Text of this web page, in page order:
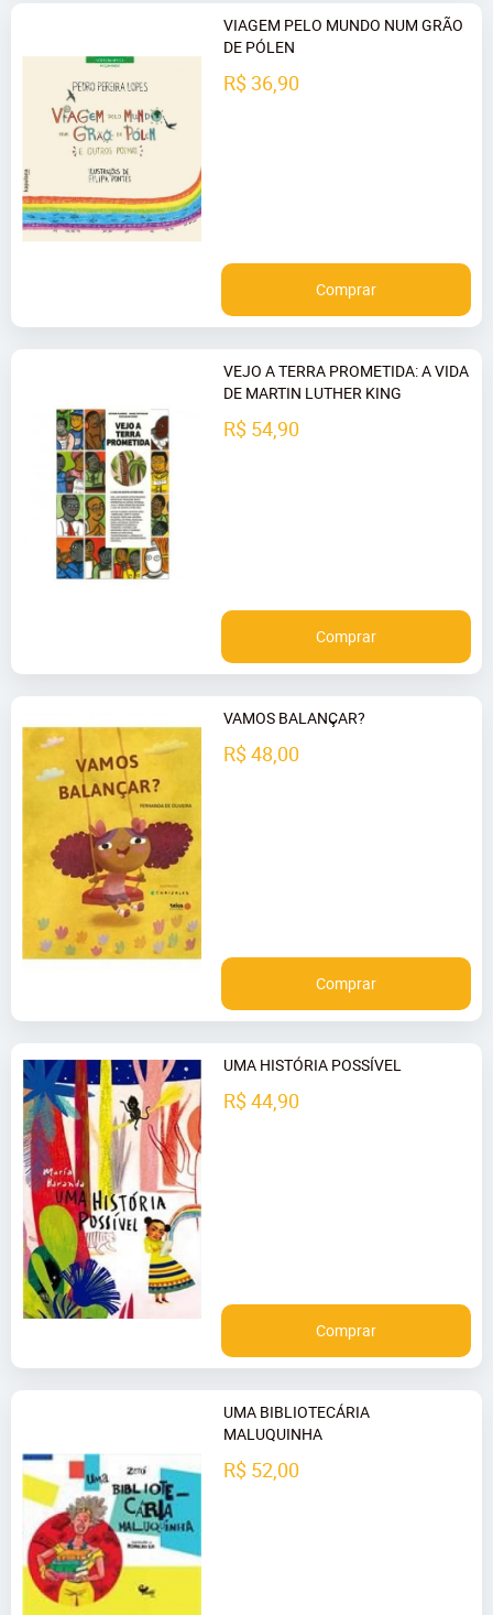
VIAGEM PELO MUNDO NUM GRÃO
DE PÓLEN
R$ 36,90
Comprar
VEJO A TERRA PROMETIDA: A VIDA
DE MARTIN LUTHER KING
R$ 54,90
Comprar
VAMOS BALANÇAR?
R$ 48,00
Comprar
UMA HISTÓRIA POSSÍVEL
R$ 44,90
Comprar
UMA BIBLIOTECÁRIA
MALUQUINHA
R$ 52,00